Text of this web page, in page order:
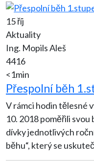
15 říj
Aktuality
Ing. Mopils Aleš
4416
<1min
Přespolní běh
V rámci hodin tělesné
10. 2018 poměřili
dívky jednotlivých
běhu“, který se